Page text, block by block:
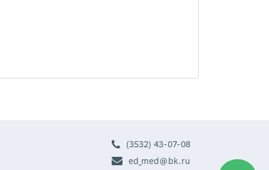
(3532) 43-07-08
ed_med@bk.ru